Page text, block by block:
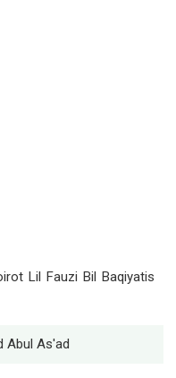
Lil Fauzi Bil Baqiyatis
Abul As'ad